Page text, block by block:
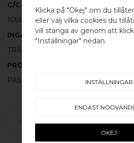
BB SWEDEN
Välj land / Choose
C/C-MÅTT​
105MM MELLAN HANDTAG OCH
INGÅR
TRÄSKRUV - 4 ST
PRODUKTINFORMATION
PASSAR LÅSHUS ASSA 310, 410, 565
Klicka på "Okej" om du
eller välj vilka cookies du
vill stänga av genom att
"Inställningar" nedan.
INSTÄLLNINGAR
ENDAST
OKEJ